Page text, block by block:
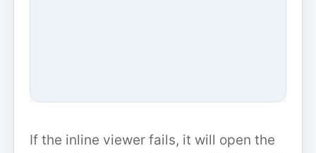
If the inline viewer fails, it will open the